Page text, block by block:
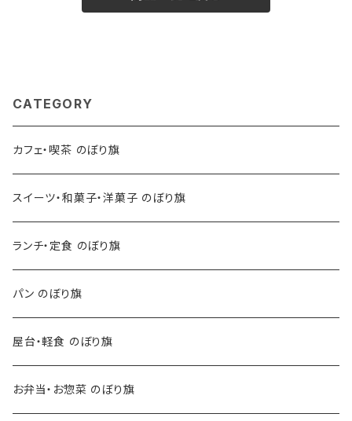
CATEGORY
カフェ・喫茶 のぼり旗
スイーツ・和菓子・洋菓子 のぼり旗
ランチ・定食 のぼり旗
パン のぼり旗
屋台・軽食 のぼり旗
お弁当・お惣菜 のぼり旗